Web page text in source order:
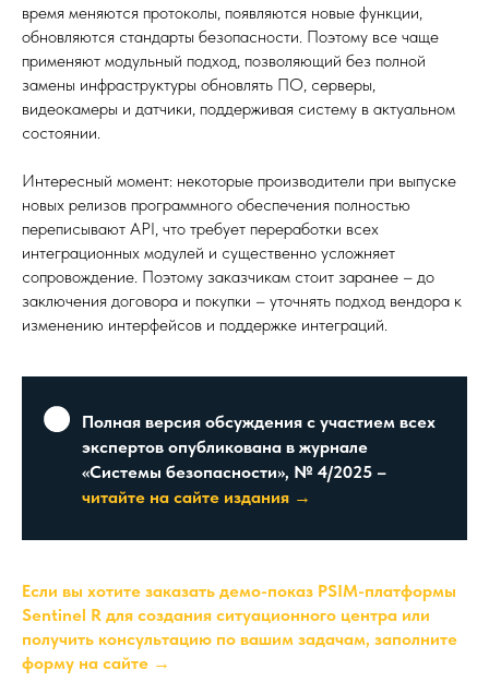
время меняются протоколы, появляются новые функции,
обновляются стандарты безопасности. Поэтому все чаще
применяют модульный подход, позволяющий без полной
замены инфраструктуры обновлять ПО, серверы,
видеокамеры и датчики, поддерживая систему в актуальном
состоянии.
Интересный момент: некоторые производители при выпуске
новых релизов программного обеспечения полностью
переписывают API, что требует переработки всех
интеграционных модулей и существенно усложняет
сопровождение. Поэтому заказчикам стоит заранее – до
заключения договора и покупки – уточнять подход вендора к
изменению интерфейсов и поддержке интеграций.
Полная версия обсуждения с участием всех
экспертов опубликована в журнале
«Системы безопасности», № 4/2025 –
читайте на сайте издания →
Если вы хотите заказать демо-показ PSIM-платформы
Sentinel R для создания ситуационного центра или
получить консультацию по вашим задачам, заполните
форму на сайте →